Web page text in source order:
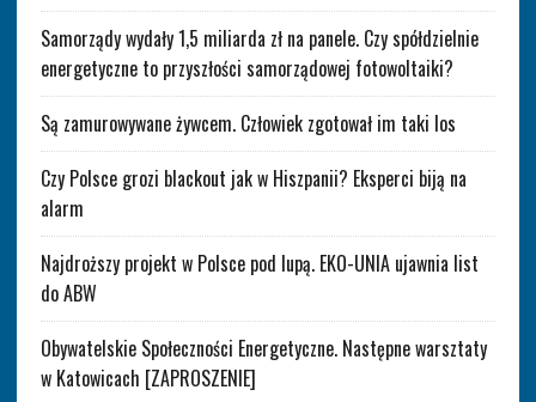
Samorządy wydały 1,5 miliarda zł na panele. Czy spółdzielnie
energetyczne to przyszłości samorządowej fotowoltaiki?
Są zamurowywane żywcem. Człowiek zgotował im taki los
Czy Polsce grozi blackout jak w Hiszpanii? Eksperci biją na
alarm
Najdroższy projekt w Polsce pod lupą. EKO-UNIA ujawnia list
do ABW
Obywatelskie Społeczności Energetyczne. Następne warsztaty
w Katowicach [ZAPROSZENIE]